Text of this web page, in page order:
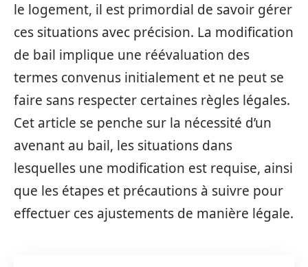
le logement, il est primordial de savoir gérer
ces situations avec précision. La modification
de bail implique une réévaluation des
termes convenus initialement et ne peut se
faire sans respecter certaines règles légales.
Cet article se penche sur la nécessité d’un
avenant au bail, les situations dans
lesquelles une modification est requise, ainsi
que les étapes et précautions à suivre pour
effectuer ces ajustements de manière légale.